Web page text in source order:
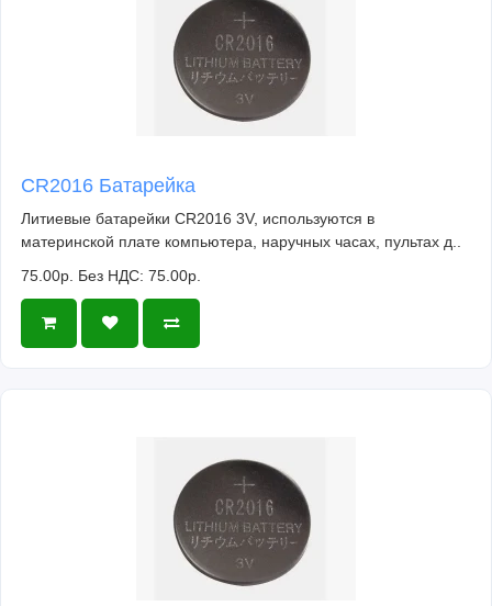
CR2016 Батарейка
Литиевые батарейки CR2016 3V, используются в
материнской плате компьютера, наручных часах, пультах д..
75.00р. Без НДС: 75.00р.